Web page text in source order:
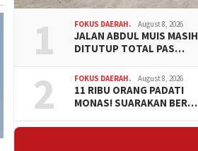
1 FOKUS DAERAH. August 8, 2026
JALAN ABDUL MUIS MASIH
DITUTUP TOTAL PAS…
2 FOKUS DAERAH. August 8, 2026
11 RIBU ORANG PADATI
MONAS! SUARAKAN BER…